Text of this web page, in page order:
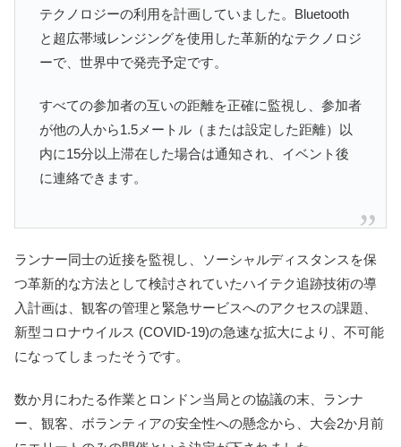
テクノロジーの利用を計画していました。Bluetooth
と超広帯域レンジングを使用した革新的なテクノロジ
ーで、世界中で発売予定です。
すべての参加者の互いの距離を正確に監視し、参加者
が他の人から1.5メートル（または設定した距離）以
内に15分以上滞在した場合は通知され、イベント後
に連絡できます。
ランナー同士の近接を監視し、ソーシャルディスタンスを保
つ革新的な方法として検討されていたハイテク追跡技術の導
入計画は、観客の管理と緊急サービスへのアクセスの課題、
新型コロナウイルス (COVID-19)の急速な拡大により、不可能
になってしまったそうです。
数か月にわたる作業とロンドン当局との協議の末、ランナ
ー、観客、ボランティアの安全性への懸念から、大会2か月前